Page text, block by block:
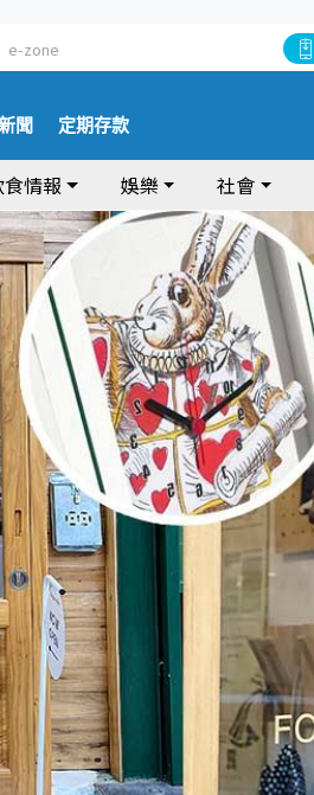
e-zone
聞 定期存款
情報 娛樂 社會